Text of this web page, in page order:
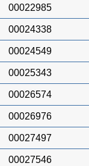
00022985
00024338
00024549
00025343
00026574
00026976
00027497
00027546